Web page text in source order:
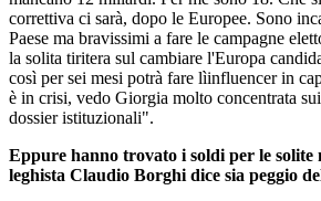
correttiva ci sarà, dopo le Europee. Sono
Paese ma bravissimi a fare le campagne
la solita tiritera sul cambiare l'Europa
così per sei mesi potrà fare lìinfluencer in
è in crisi, vedo Giorgia molto concentrata
dossier istituzionali".
Eppure hanno trovato i soldi per le solite
leghista Claudio Borghi dice sia peggio